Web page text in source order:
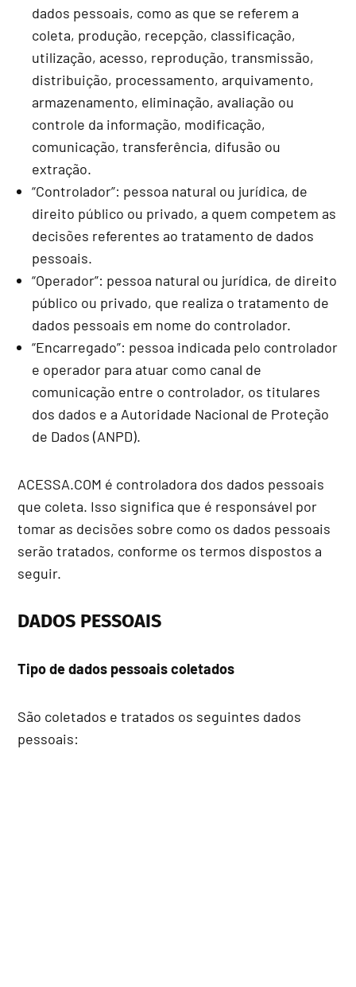
dados pessoais, como as que se referem a
coleta, produção, recepção, classificação,
utilização, acesso, reprodução, transmissão,
distribuição, processamento, arquivamento,
armazenamento, eliminação, avaliação ou
controle da informação, modificação,
comunicação, transferência, difusão ou
extração.
“Controlador”: pessoa natural ou jurídica, de
direito público ou privado, a quem competem as
decisões referentes ao tratamento de dados
pessoais.
“Operador”: pessoa natural ou jurídica, de direito
público ou privado, que realiza o tratamento de
dados pessoais em nome do controlador.
“Encarregado”: pessoa indicada pelo controlador
e operador para atuar como canal de
comunicação entre o controlador, os titulares
dos dados e a Autoridade Nacional de Proteção
de Dados (ANPD).
ACESSA.COM é controladora dos dados pessoais
que coleta. Isso significa que é responsável por
tomar as decisões sobre como os dados pessoais
serão tratados, conforme os termos dispostos a
seguir.
DADOS PESSOAIS
Tipo de dados pessoais coletados
São coletados e tratados os seguintes dados
pessoais: